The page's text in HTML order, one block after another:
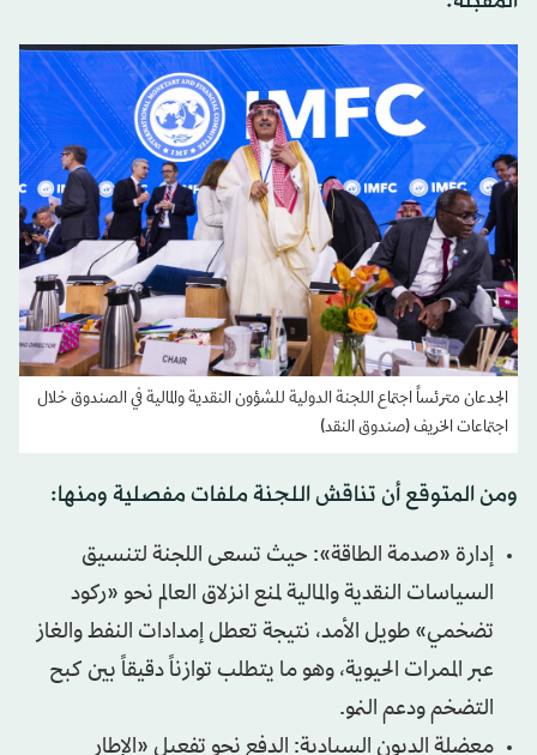
الجدعان مترئساً اجتماع اللجنة الدولية للشؤون النقدية والمالية في الصندوق خلال
اجتماعات الخريف (صندوق النقد)
ومن المتوقع أن تناقش اللجنة ملفات مفصلية ومنها:
إدارة «صدمة الطاقة»: حيث تسعى اللجنة لتنسيق
السياسات النقدية والمالية لمنع انزلاق العالم نحو «ركود
تضخمي» طويل الأمد، نتيجة تعطل إمدادات النفط والغاز
عبر الممرات الحيوية، وهو ما يتطلب توازناً دقيقاً بين كبح
التضخم ودعم النمو.
معضلة الديون السيادية: الدفع نحو تفعيل «الإطار